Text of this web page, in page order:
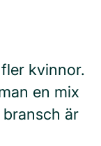
kvinnor.
en mix
är